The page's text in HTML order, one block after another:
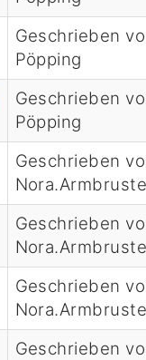
Geschrieben
Pöpping
Geschrieben
Pöpping
Geschrieben
Geschrieben
Geschrieben
Geschrieben